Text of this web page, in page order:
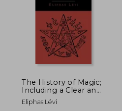
5%
dcto.
The History of Magic;
Including a Clear and
Precise Exposition of
Its Procedure, Its
Eliphas Lévi